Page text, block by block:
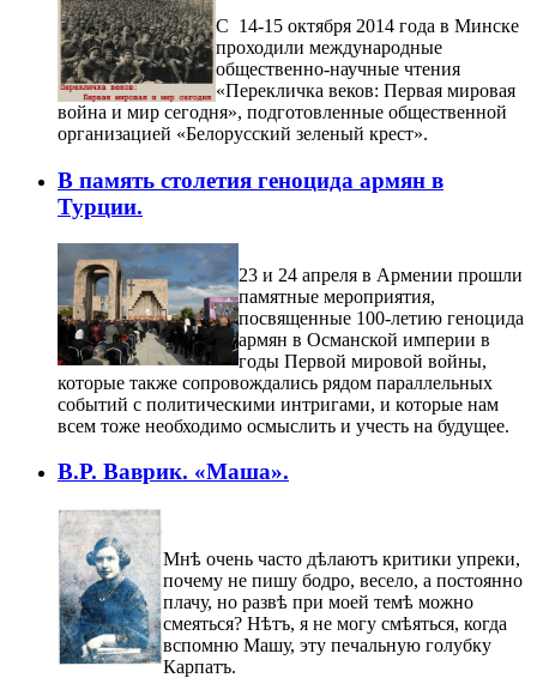
С 14-15 октября 2014 года в Минске
проходили международные
общественно-научные чтения
«Перекличка веков: Первая мировая
война и мир сегодня», подготовленные общественной
организацией «Белорусский зеленый крест».
В память столетия геноцида армян в
Турции.
23 и 24 апреля в Армении прошли
памятные мероприятия,
посвященные 100-летию геноцида
армян в Османской империи в
годы Первой мировой войны,
которые также сопровождались рядом параллельных
событий с политическими интригами, и которые нам
всем тоже необходимо осмыслить и учесть на будущее.
В.Р. Ваврик. «Маша».
Мнѣ очень часто дѣлаютъ критики упреки,
почему не пишу бодро, весело, а постоянно
плачу, но развѣ при моей темѣ можно
смеяться? Нѣтъ, я не могу смѣяться, когда
вспомню Машу, эту печальную голубку
Карпатъ.